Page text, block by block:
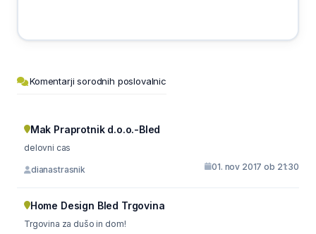
Komentarji sorodnih poslovalnic
Mak Praprotnik d.o.o.-Bled
delovni cas
dianastrasnik 01. nov 2017 ob 21:30
Home Design Bled Trgovina
Trgovina za dušo in dom!